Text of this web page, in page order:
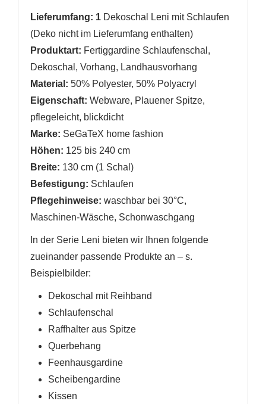
Lieferumfang: 1 Dekoschal Leni mit Schlaufen
(Deko nicht im Lieferumfang enthalten)
Produktart: Fertiggardine Schlaufenschal,
Dekoschal, Vorhang, Landhausvorhang
Material: 50% Polyester, 50% Polyacryl
Eigenschaft: Webware, Plauener Spitze,
pflegeleicht, blickdicht
Marke: SeGaTeX home fashion
Höhen: 125 bis 240 cm
Breite: 130 cm (1 Schal)
Befestigung: Schlaufen
Pflegehinweise: waschbar bei 30°C,
Maschinen-Wäsche, Schonwaschgang
In der Serie Leni bieten wir Ihnen folgende
zueinander passende Produkte an – s.
Beispielbilder:
Dekoschal mit Reihband
Schlaufenschal
Raffhalter aus Spitze
Querbehang
Feenhausgardine
Scheibengardine
Kissen